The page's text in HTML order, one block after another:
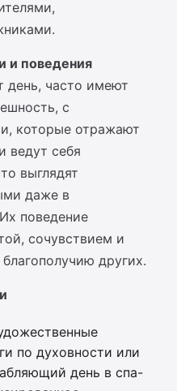
и поведения
день, часто имеют
с
которые отражают
ведут себя
выглядят
даже в
поведение
сочувствием и
других.
по духовности или
день в спа-